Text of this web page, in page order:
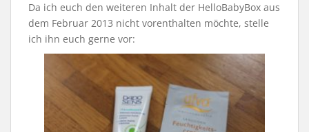
Da ich euch den weiteren Inhalt der HelloBabyBox aus
dem Februar 2013 nicht vorenthalten möchte, stelle
ich ihn euch gerne vor: